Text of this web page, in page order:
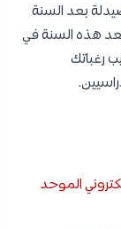
بعد السنة
هذه السنة في
رغباتك
الموحد